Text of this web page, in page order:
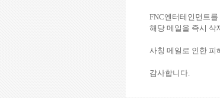
FNC엔터테인먼트
해당 메일을 즉시 삭
사칭 메일로 인한 피
감사합니다.